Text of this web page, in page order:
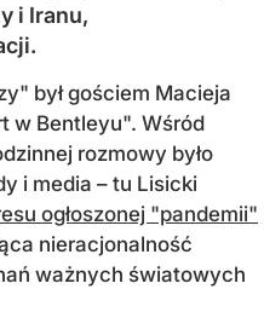
i Iranu,
był gościem Macieja
w Bentleyu". Wśród
rozmowy było
i media – tu Lisicki
ogłoszonej "pandemii"
nieracjonalność
ważnych światowych